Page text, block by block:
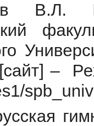
В.Л.
–